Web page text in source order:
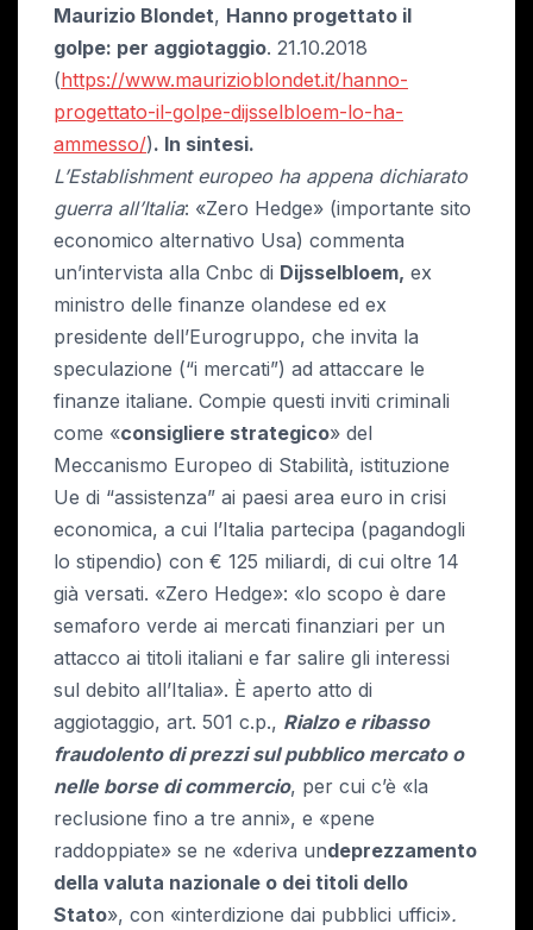
Maurizio Blondet, Hanno progettato il
golpe: per aggiotaggio. 21.10.2018
(https://www.maurizioblondet.it/hanno-
progettato-il-golpe-dijsselbloem-lo-ha-
ammesso/). In sintesi.
L’Establishment europeo ha appena dichiarato
guerra all’Italia: «Zero Hedge» (importante sito
economico alternativo Usa) commenta
un’intervista alla Cnbc di Dijsselbloem, ex
ministro delle finanze olandese ed ex
presidente dell’Eurogruppo, che invita la
speculazione (“i mercati”) ad attaccare le
finanze italiane. Compie questi inviti criminali
come «consigliere strategico» del
Meccanismo Europeo di Stabilità, istituzione
Ue di “assistenza” ai paesi area euro in crisi
economica, a cui l’Italia partecipa (pagandogli
lo stipendio) con € 125 miliardi, di cui oltre 14
già versati. «Zero Hedge»: «lo scopo è dare
semaforo verde ai mercati finanziari per un
attacco ai titoli italiani e far salire gli interessi
sul debito all’Italia». È aperto atto di
aggiotaggio, art. 501 c.p., Rialzo e ribasso
fraudolento di prezzi sul pubblico mercato o
nelle borse di commercio, per cui c’è «la
reclusione fino a tre anni», e «pene
raddoppiate» se ne «deriva undeprezzamento
della valuta nazionale o dei titoli dello
Stato», con «interdizione dai pubblici uffici».